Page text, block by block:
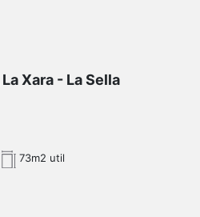
Xara - La Sella
73m2 util